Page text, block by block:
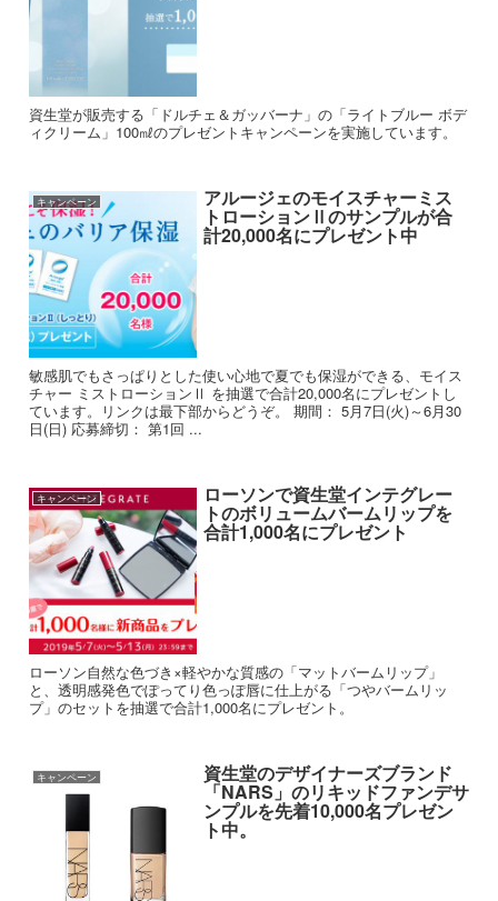
資生堂が販売する「ドルチェ＆ガッバーナ」の「ライトブルー ボデ
ィクリーム」100㎖のプレゼントキャンペーンを実施しています。
キャンペーン アルージェのモイスチャーミス
トローションⅡのサンプルが合
計20,000名にプレゼント中
敏感肌でもさっぱりとした使い心地で夏でも保湿ができる、モイス
チャー ミストローションⅡ を抽選で合計20,000名にプレゼントし
ています。リンクは最下部からどうぞ。 期間： 5月7日(火)～6月30
日(日) 応募締切： 第1回 ...
キャンペーン ローソンで資生堂インテグレー
トのボリュームバームリップを
合計1,000名にプレゼント
ローソン自然な色づき×軽やかな質感の「マットバームリップ」
と、透明感発色でぽってり色っぽ唇に仕上がる「つやバームリッ
プ」のセットを抽選で合計1,000名にプレゼント。
キャンペーン 資生堂のデザイナーズブランド
「NARS」のリキッドファンデサ
ンプルを先着10,000名プレゼン
ト中。